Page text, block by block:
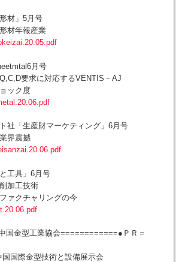
材」5月号
材年報産業
月号
要求に対応するVENTIS－AJ
ック度
社「生産財マーケティング」6月号
界震撼
工具」6月号
加工技術
ァクチャリングの今
国金型工業協会============●ＰＲ＝
国国際金型技術と設備展示会